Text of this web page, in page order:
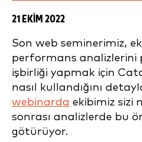
21 EKIM 2022
Son web seminerimiz,
performans analizlerini
işbirliği yapmak için
nasıl kullandığını
webinarda ekibimiz sizi
sonrası analizlerde bu
götürüyor.